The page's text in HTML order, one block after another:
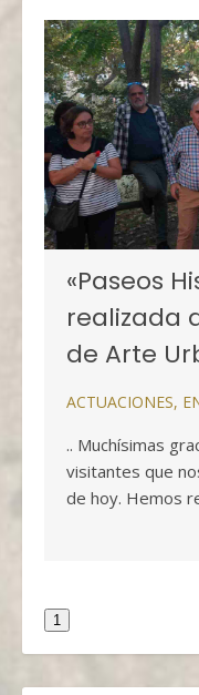
«Paseos
realizada
de Arte
ACTUACIONES,
.. Muchísimas
visitantes que
de hoy. Hemos
1